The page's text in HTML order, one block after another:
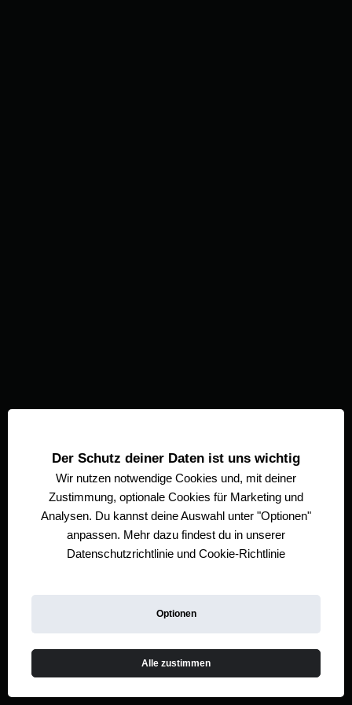
Der Schutz deiner Daten ist uns wichtig
Wir nutzen notwendige Cookies und, mit deiner
Zustimmung, optionale Cookies für Marketing und
Analysen. Du kannst deine Auswahl unter "Optionen"
anpassen. Mehr dazu findest du in unserer
Datenschutzrichtlinie und Cookie-Richtlinie
Alle zustimmen
Optionen